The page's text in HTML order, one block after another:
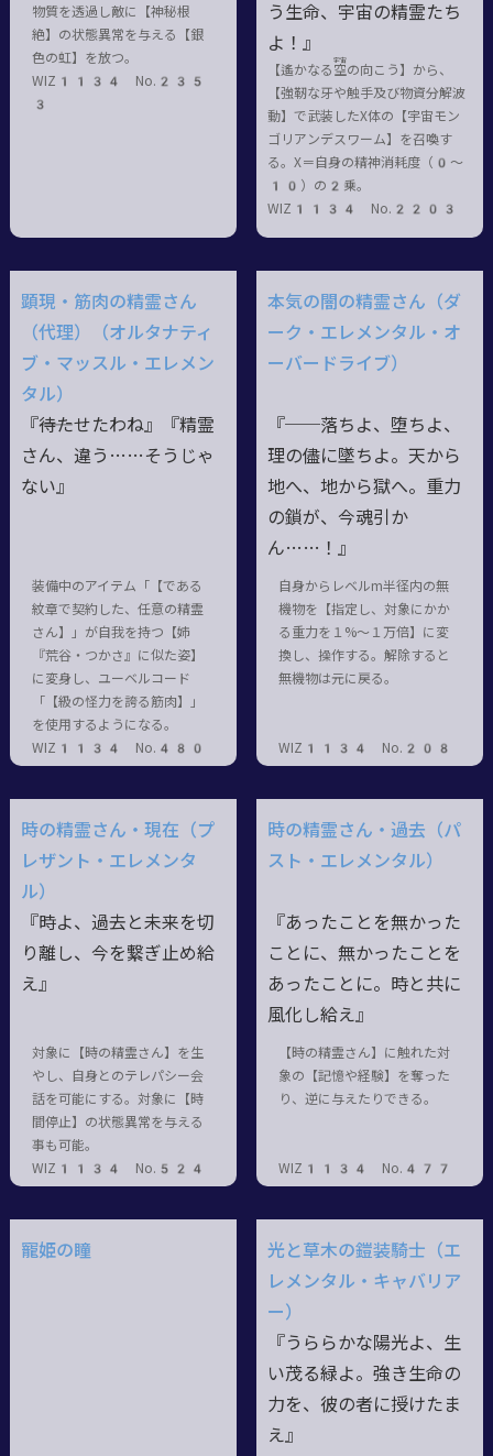
物質を透過し敵に【神秘根
絶】の状態異常を与える【銀
色の虹】を放つ。
WIZ1134 No.235
3
う生命、宇宙の精霊たち
よ！』
【遙かなる 空
宇宙
の向こう】から、
【強靭な牙や触手及び物資分解波
動】で武装したX体の【宇宙モン
ゴリアンデスワーム】を召喚す
る。X＝自身の精神消耗度（0〜
10）の2乗。
WIZ1134 No.2203
顕現・筋肉の精霊さん
（代理）（オルタナティ
ブ・マッスル・エレメン
タル）
『――待たせたわね』『精霊
さん、違う……そうじゃ
ない』
装備中のアイテム「【である
紋章で契約した、任意の精霊
さん】」が自我を持つ【姉
『荒谷・つかさ』に似た姿】
に変身し、ユーベルコード
「【級の怪力を誇る筋肉】」
を使用するようになる。
WIZ1134 No.480
本気の闇の精霊さん（ダ
ーク・エレメンタル・オ
ーバードライブ）
『──落ちよ、堕ちよ、
理の儘に墜ちよ。天から
地へ、地から獄へ。重力
の鎖が、今魂引か
ん……！』
自身からレベルm半径内の無
機物を【指定し、対象にかか
る重力を１%～１万倍】に変
換し、操作する。解除すると
無機物は元に戻る。
WIZ1134 No.208
時の精霊さん・現在（プ
レザント・エレメンタ
ル）
『時よ、過去と未来を切
り離し、今を繋ぎ止め給
え』
対象に【時の精霊さん】を生
やし、自身とのテレパシー会
話を可能にする。対象に【時
間停止】の状態異常を与える
事も可能。
WIZ1134 No.524
時の精霊さん・過去（パ
スト・エレメンタル）
『あったことを無かった
ことに、無かったことを
あったことに。時と共に
風化し給え』
【時の精霊さん】に触れた対
象の【記憶や経験】を奪った
り、逆に与えたりできる。
WIZ1134 No.477
寵姫の瞳
光と草木の鎧装騎士（エ
レメンタル・キャバリア
ー）
『うららかな陽光よ、生
い茂る緑よ。強き生命の
力を、彼の者に授けたま
え』